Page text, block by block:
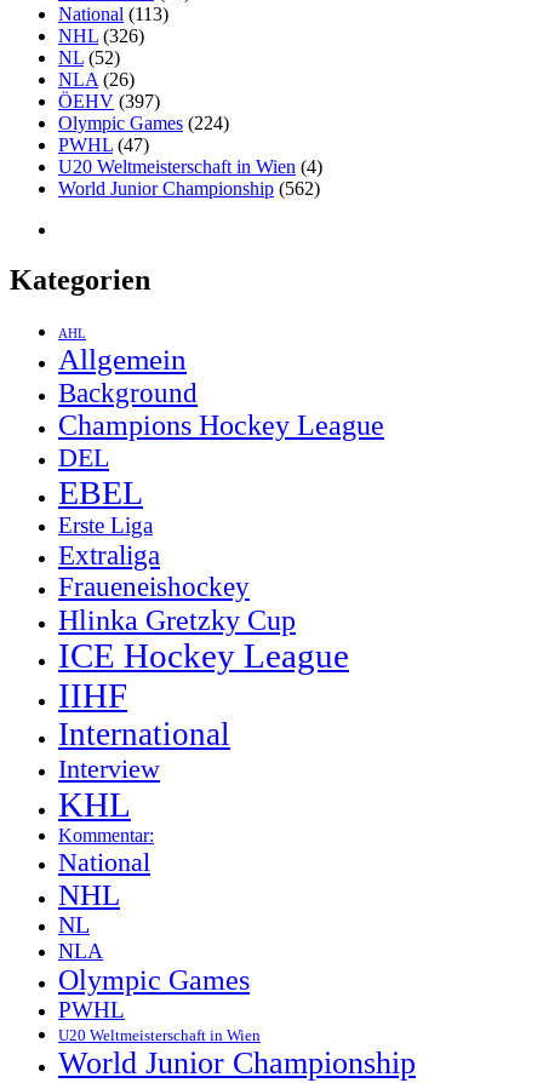
National (113)
NHL (326)
NL (52)
NLA (26)
ÖEHV (397)
Olympic Games (224)
PWHL (47)
U20 Weltmeisterschaft in Wien (4)
World Junior Championship (562)
Kategorien
AHL
Allgemein
Background
Champions Hockey League
DEL
EBEL
Erste Liga
Extraliga
Fraueneishockey
Hlinka Gretzky Cup
ICE Hockey League
IIHF
International
Interview
KHL
Kommentar:
National
NHL
NL
NLA
Olympic Games
PWHL
U20 Weltmeisterschaft in Wien
World Junior Championship